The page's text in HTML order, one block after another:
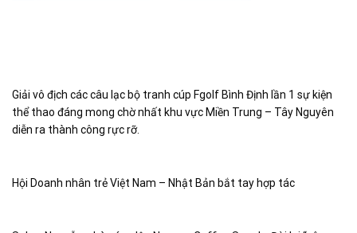
Giải vô địch các câu lạc bộ tranh cúp Fgolf Bình Định lần 1 sự kiện
thể thao đáng mong chờ nhất khu vực Miền Trung – Tây Nguyên
diễn ra thành công rực rỡ.
Hội Doanh nhân trẻ Việt Nam – Nhật Bản bắt tay hợp tác